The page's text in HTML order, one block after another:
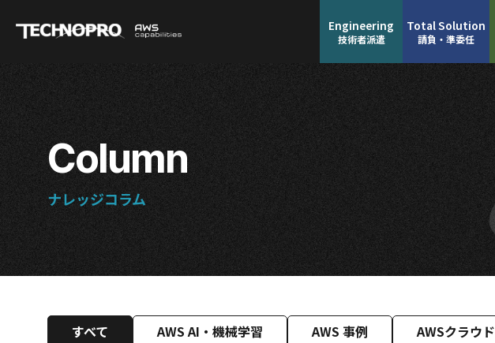
Engineering
技術者派遣
Total Solution
請負・準委任
Column
ナレッジコラム
すべて AWS AI・機械学習 AWS 事例 AWSクラウド